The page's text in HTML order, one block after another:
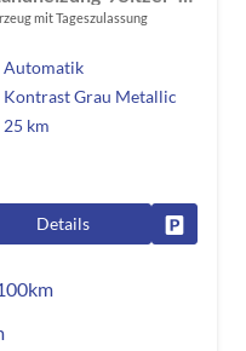
mit Tageszulassung
Automatik
Kontrast Grau Metallic
25 km
Details